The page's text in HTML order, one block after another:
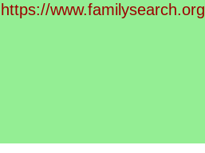
https://